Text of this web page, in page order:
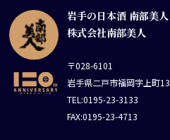
岩手の日本酒 南部美人
株式会社南部美人
〒028-6101
岩手県二戸市福岡字上町13
TEL:0195-23-3133
FAX:0195-23-4713